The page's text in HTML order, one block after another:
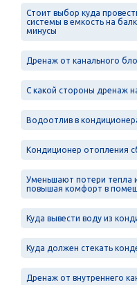
Стоит выбор куда
системы в емкость на
минусы
Дренаж от канального
С какой стороны дренаж
Водоотлив в
Кондиционер отопления
Уменьшают потери тепла
повышая комфорт в
Куда вывести воду из
Куда должен стекать
Дренаж от внутреннего